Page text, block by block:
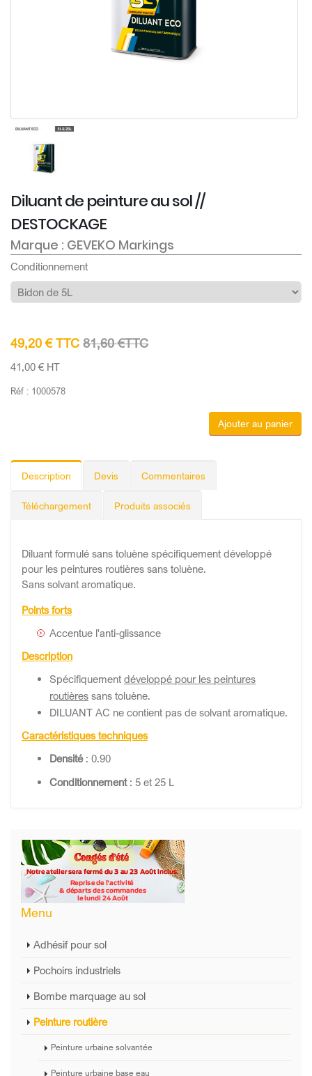
Diluant de peinture au sol //
DESTOCKAGE
Marque : GEVEKO Markings
Conditionnement
49,20 € TTC 81,60 €TTC
41,00 € HT
Réf : 1000578
Ajouter au panier
Description Devis Commentaires
Téléchargement Produits associés
Diluant formulé sans toluène spécifiquement développé
pour les peintures routières sans toluène.
Sans solvant aromatique.
Points forts
Accentue l'anti-glissance
Description
Spécifiquement développé pour les peintures
routières sans toluène.
DILUANT AC ne contient pas de solvant aromatique.
Caractéristiques techniques
Densité: 0.90
Conditionnement : 5 et 25 L
Menu
Adhésif pour sol
Pochoirs industriels
Bombe marquage au sol
Peinture routière
Peinture urbaine solvantée
Peinture urbaine base eau